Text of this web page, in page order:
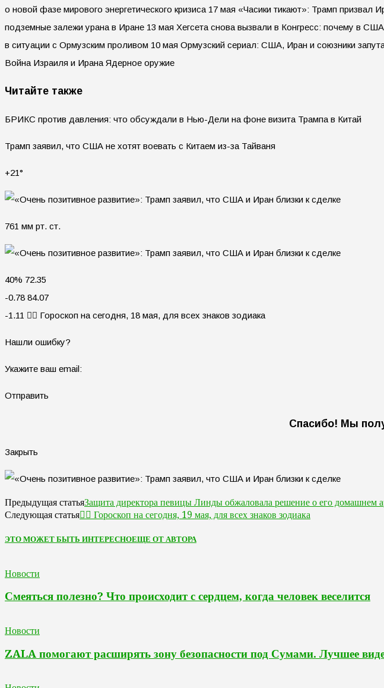
о новой фазе мирового энергетического кризиса 17 мая «Часики тикают»: Трамп
подземные залежи урана в Иране 13 мая Хегсета снова вызвали в Конгресс: почему в
в ситуации с Ормузским проливом 10 мая Ормузский сериал: США, Иран и союзники
Война Израиля и Ирана Ядерное оружие
Читайте также
БРИКС против давления: что обсуждали в Нью-Дели на фоне визита Трампа в Китай
Трамп заявил, что США не хотят воевать с Китаем из-за Тайваня
+21°
761 мм рт. ст.
40% 72.35
-0.78 84.07
-1.11 🧙‍♀ Гороскоп на сегодня, 18 мая, для всех знаков зодиака
Нашли ошибку?
Укажите ваш email:
Отправить
Спасибо! Мы
Закрыть
Предыдущая статьяЗащита директора певицы Линды обжаловала решение о его домашнем
Следующая статья🧙‍♀ Гороскоп на сегодня, 19 мая, для всех знаков зодиака
ЭТО МОЖЕТ БЫТЬ ИНТЕРЕСНОЕЩЕ ОТ АВТОРА
Новости
Смеяться полезно? Что происходит с сердцем, когда человек веселится
Новости
ZALA помогают расширять зону безопасности под Сумами. Лучшее